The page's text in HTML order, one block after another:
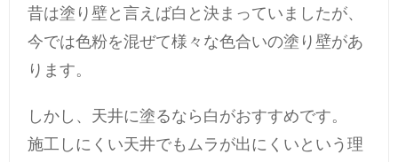
昔は塗り壁と言えば白と決まっていましたが、
今では色粉を混ぜて様々な色合いの塗り壁があ
ります。
しかし、天井に塗るなら白がおすすめです。
施工しにくい天井でもムラが出にくいという理